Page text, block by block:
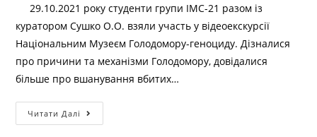
29.10.2021 року студенти групи ІМС-21 разом із
куратором Сушко О.О. взяли участь у відеоекскурсії
Національним Музеєм Голодомору-геноциду. Дізналися
про причини та механізми Голодомору, довідалися
більше про вшанування вбитих…
Читати Далі